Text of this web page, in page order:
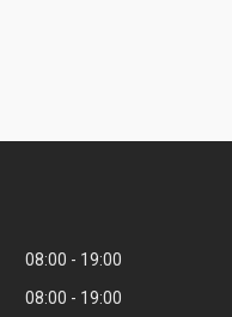
08:00
19:00
08:00
19:00